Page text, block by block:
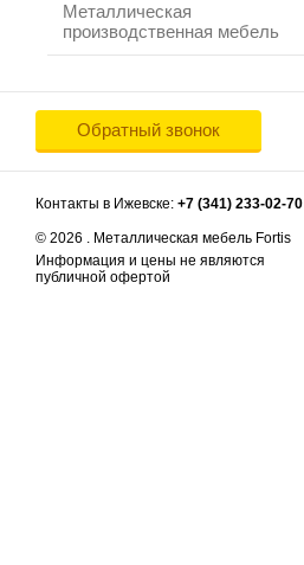
Металлическая
производственная мебель
Обратный звонок
Контакты в Ижевске: +7 (341) 233-02-70
© 2026 . Металлическая мебель Fortis
Информация и цены не являются
публичной офертой